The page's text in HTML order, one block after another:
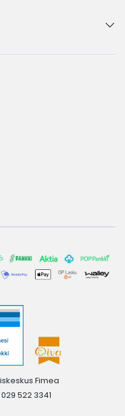
Fimea
522 3341